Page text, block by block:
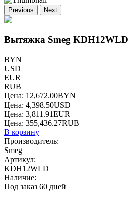
Previous Next
Вытяжка Smeg KDH12WLD
BYN
USD
EUR
RUB
Цена: 12,672.00BYN
Цена: 4,398.50USD
Цена: 3,811.91EUR
Цена: 355,436.27RUB
В корзину
Производитель:
Smeg
Артикул:
KDH12WLD
Наличие:
Под заказ 60 дней